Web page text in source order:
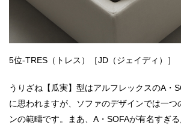
5位-TRES（トレス）［JD（ジェイディ）］
うりざね【瓜実】型はアルフレックスのA・
に思われますが、ソファのデザインでは一つ
ンの範疇です。まあ、A・SOFAが有名すぎ